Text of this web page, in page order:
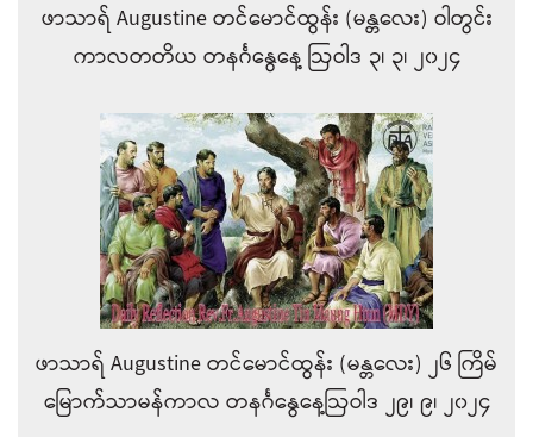
ဖာသာရ် Augustine တင်မောင်ထွန်း (မန္တလေး) ဝါတွင်း
ကာလတတိယ တနင်္ဂနွေနေ့ ဩဝါဒ ၃၊ ၃၊ ၂၀၂၄
ဖာသာရ် Augustine တင်မောင်ထွန်း (မန္တလေး) ၂၆ ကြိမ်
မြောက်သာမန်ကာလ တနင်္ဂနွေနေ့ဩဝါဒ ၂၉၊ ၉၊ ၂၀၂၄